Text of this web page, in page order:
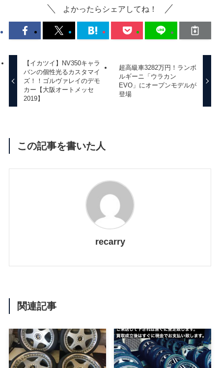
よかったらシェアしてね！
【イカツイ】NV350キャラ
バンの個性光るカスタマイ
ズ！！ゴルヴァレイのデモ
カー【大阪オートメッセ
2019】
超高級車3282万円！ランボ
ルギーニ「ウラカン
EVO」にオープンモデルが
登場
この記事を書いた人
recarry
関連記事